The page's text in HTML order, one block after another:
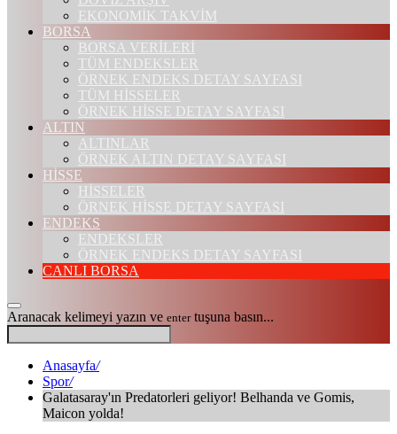
EKONOMİK TAKVİM
BORSA
BORSA VERİLERİ
TÜM ENDEKSLER
ÖRNEK ENDEKS DETAY SAYFASI
TÜM HİSSELER
ÖRNEK HİSSE DETAY SAYFASI
ALTIN
ALTINLAR
ÖRNEK ALTIN DETAY SAYFASI
HİSSE
HİSSELER
ÖRNEK HİSSE DETAY SAYFASI
ENDEKS
ENDEKSLER
ÖRNEK ENDEKS DETAY SAYFASI
CANLI BORSA
Aranacak kelimeyi yazın ve entertuşuna basın...
Anasayfa/
Spor/
Galatasaray'ın Predatorleri geliyor! Belhanda ve Gomis,
Maicon yolda!